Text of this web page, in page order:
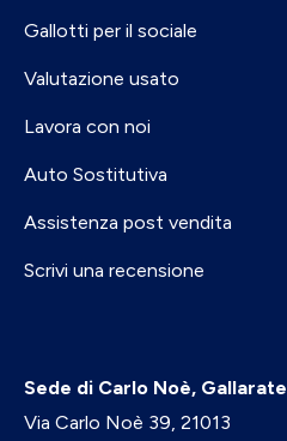
Gallotti per il sociale
Valutazione usato
Lavora con noi
Auto Sostitutiva
Assistenza post vendita
Scrivi una recensione
Sede di Carlo Noè, Gallarate
Via Carlo Noè 39, 21013